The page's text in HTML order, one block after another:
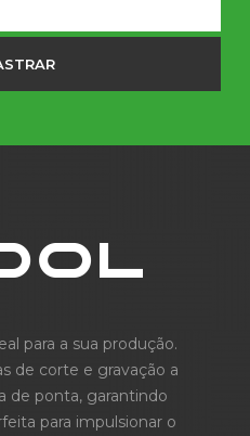
para a sua produção.
de corte e gravação a
de ponta, garantindo
para impulsionar o